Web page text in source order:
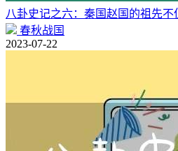
八卦史记之六：秦国赵国的祖先
春秋战国
2023-07-22